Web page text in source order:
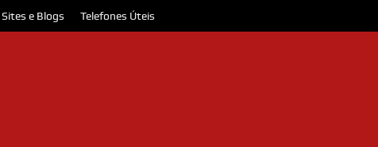
Sites e Blogs Telefones Úteis